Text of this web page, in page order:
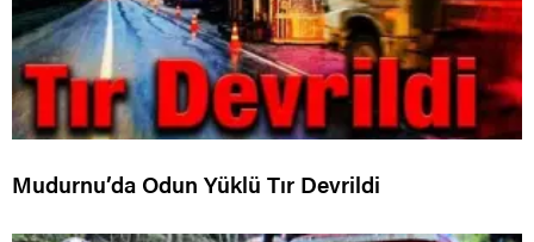
Mudurnu’da Odun Yüklü Tır Devrildi